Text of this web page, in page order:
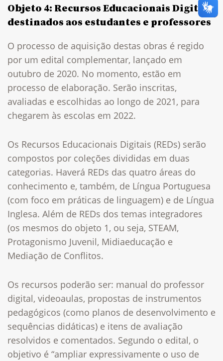
Objeto 4: Recursos Educacionais Digitais
destinados aos estudantes e professores
O processo de aquisição destas obras é regido
por um edital complementar, lançado em
outubro de 2020. No momento, estão em
processo de elaboração. Serão inscritas,
avaliadas e escolhidas ao longo de 2021, para
chegarem às escolas em 2022.
Os Recursos Educacionais Digitais (REDs) serão
compostos por coleções divididas em duas
categorias. Haverá REDs das quatro áreas do
conhecimento e, também, de Língua Portuguesa
(com foco em práticas de linguagem) e de Língua
Inglesa. Além de REDs dos temas integradores
(os mesmos do objeto 1, ou seja, STEAM,
Protagonismo Juvenil, Midiaeducação e
Mediação de Conflitos.
Os recursos poderão ser: manual do professor
digital, videoaulas, propostas de instrumentos
pedagógicos (como planos de desenvolvimento e
sequências didáticas) e itens de avaliação
resolvidos e comentados. Segundo o edital, o
objetivo é “ampliar expressivamente o uso de